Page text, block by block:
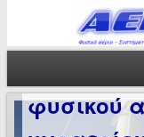
φυσικού